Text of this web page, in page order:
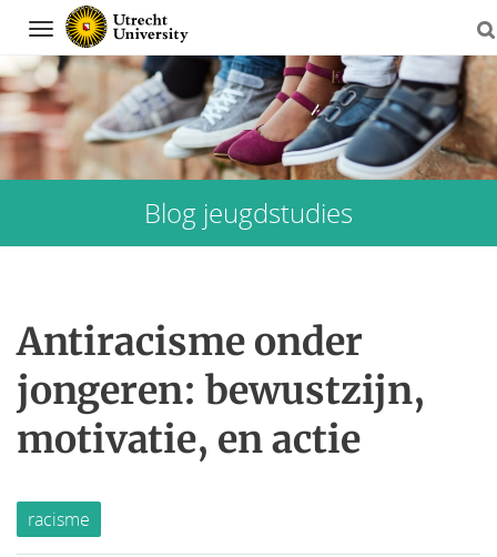
Navigation
Blog jeugdstudies
content
Antiracisme onder
jongeren: bewustzijn,
motivatie, en actie
racisme